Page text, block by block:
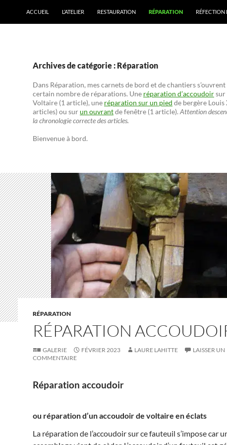
ACCUEIL L’ATELIER RESTAURATION RÉPARATION RÉFECTION
Archives de catégorie : Réparation
Dans Réparation, mes carnets de bord et de chantiers
certain nombre de réparations. Une réparation d’accoudoirsur
Voltaire (1 article), une réparation sur un pied de bergère Louis
articles) ou surun ouvrantde fenêtre (1 article). Attention
la chronologie correcte des articles.
Bienvenue à bord.
RÉPARATION
RÉPARATION
GALERIE FÉVRIER 2023 LAURE LAHITTE
LAISSER UN
COMMENTAIRE
Réparation accoudoir
ou réparation d’un accoudoir de voltaire en éclats
La réparation de l’accoudoir sur ce fauteuil s’impose car